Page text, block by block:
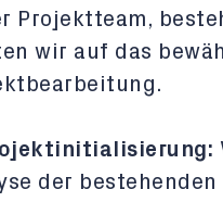
Projektteam,
wir auf das
der